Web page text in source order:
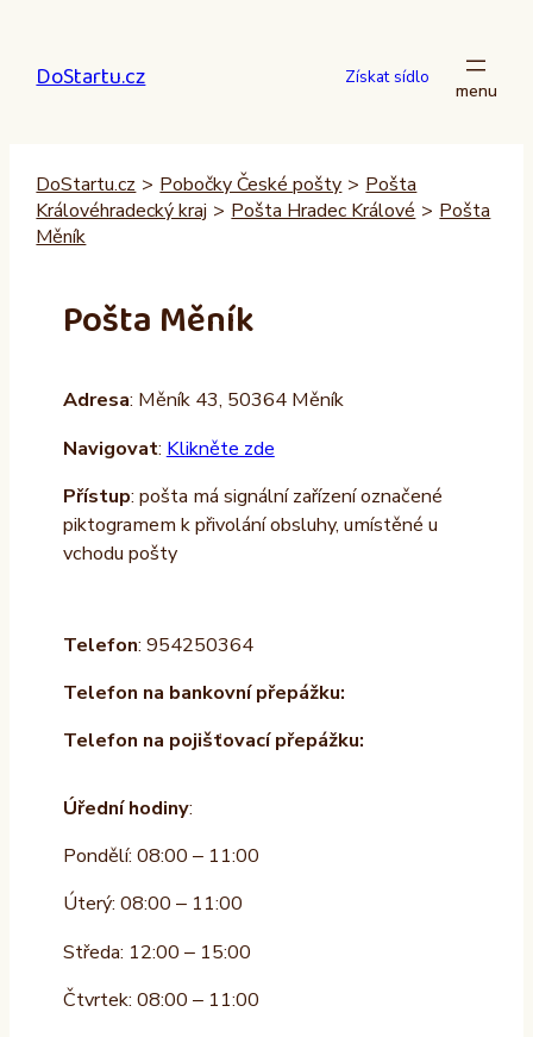
obsah
DoStartu.cz Získat sídlo
DoStartu.cz > Pobočky České pošty > Pošta
Královéhradecký kraj > Pošta Hradec Králové > Pošta
Měník
Pošta Měník
Adresa: Měník 43, 50364 Měník
Navigovat: Klikněte zde
Přístup: pošta má signální zařízení označené
piktogramem k přivolání obsluhy, umístěné u
vchodu pošty
Telefon: 954250364
Telefon na bankovní přepážku:
Telefon na pojišťovací přepážku:
Úřední hodiny:
Pondělí: 08:00 – 11:00
Úterý: 08:00 – 11:00
Středa: 12:00 – 15:00
Čtvrtek: 08:00 – 11:00